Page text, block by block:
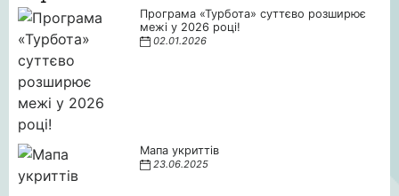
Програма «Турбота» суттєво розширює
межі у 2026 році!
02.01.2026
Мапа укриттів
23.06.2025